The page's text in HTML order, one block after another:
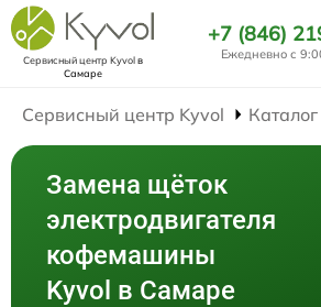
Сервисный центр Kyvolв
Самаре
+7 (846)
Ежедневно с
Сервисный центр Kyvol
Замена щёток
электродвигателя
кофемашины
Kyvol в Самаре